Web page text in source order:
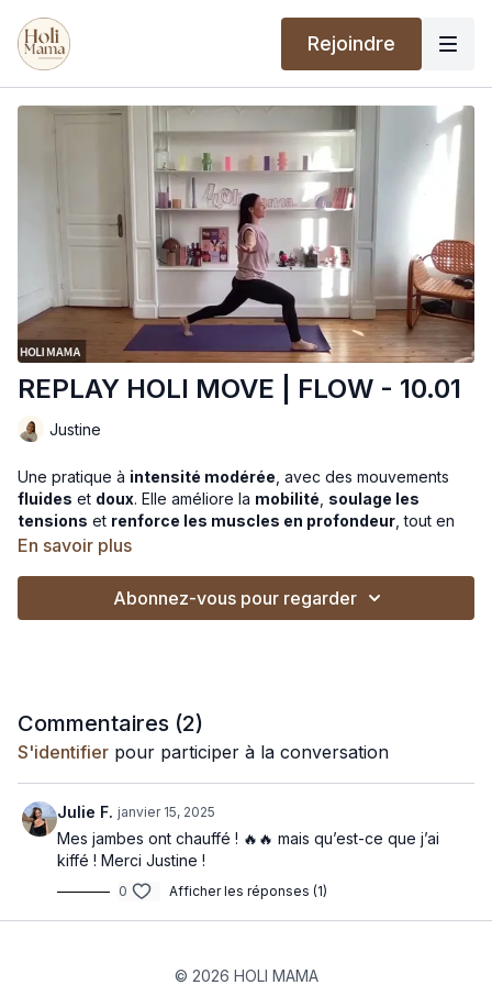
Rejoindre
REPLAY HOLI MOVE | FLOW - 10.01
Justine
Une pratique à intensité modérée , avec des mouvements
fluides et doux. Elle améliore la mobilité soulage les
tensions et renforce les muscles en profondeur , tout en
apportant un équilibre
- A chaque étape du cycle menstruel
🎵Si tu veux pratiquer en musique :Spotify |Deezer
En savoir plus
Abonnez-vous pour regarder
Commentaires (2)
S'identifier pour participer à la conversation
Julie F. janvier 15, 2025
Mes jambes ont chauffé ! 🔥🔥 mais qu’est-ce que j’ai
kiffé ! Merci Justine !
0 Afficher les réponses (1)
© 2026 HOLI MAMA